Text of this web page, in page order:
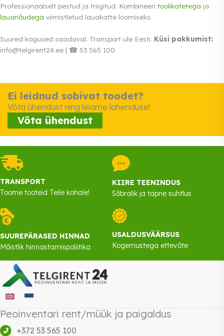
Professionaalselt pestud ja triigitud. Kombineeri toolikatetega ja
lauanõudega viimistletud lauakatte loomiseks.
Suured kogused saadaval. Transport üle Eesti. Küsi pakkumist:
info@telgirent24.ee | ☎ 53 565 100
Ei leidnud sobivat toodet?
Võta ühendust ning leiame lahenduse!
Võta ühendust
TRANSPORT
Toome tooteid Teile kohale!
KIIRE TEENINDUS
Sõbralik ja täpne suhtlus
SUUREPÄRASED HINNAD
Mõistlik hinnastamispoliitika
USALDUSVÄÄRSUS
Kogemustega ettevõte
Peoinventari rent/müük ja paigaldus
+372 53 565 100